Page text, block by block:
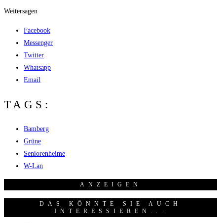
Weitersagen
Facebook
Messenger
Twitter
Whatsapp
Email
TAGS:
Bamberg
Grüne
Seniorenheime
W-Lan
ANZEI­GEN
DAS KÖNNTE SIE AUCH
INTERESSIEREN...